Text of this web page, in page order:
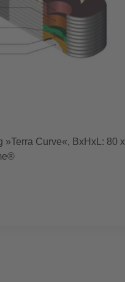
»Terra Curve«, BxHxL: 80 x